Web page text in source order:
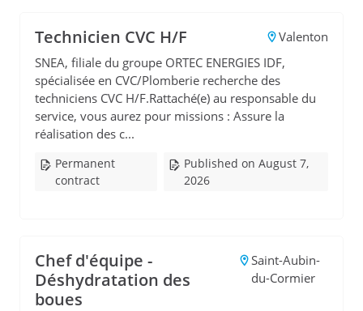
Technicien CVC H/F
Valenton
SNEA, filiale du groupe ORTEC ENERGIES IDF,
spécialisée en CVC/Plomberie recherche des
techniciens CVC H/F.Rattaché(e) au responsable du
service, vous aurez pour missions : Assure la
réalisation des c...
Permanent
contract
Published on August 7,
2026
Chef d'équipe -
Déshydratation des
boues
Saint-Aubin-
du-Cormier